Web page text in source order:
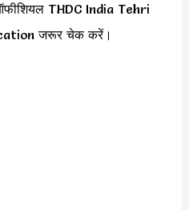
THDC India Tehri
जरूर चेक करें।